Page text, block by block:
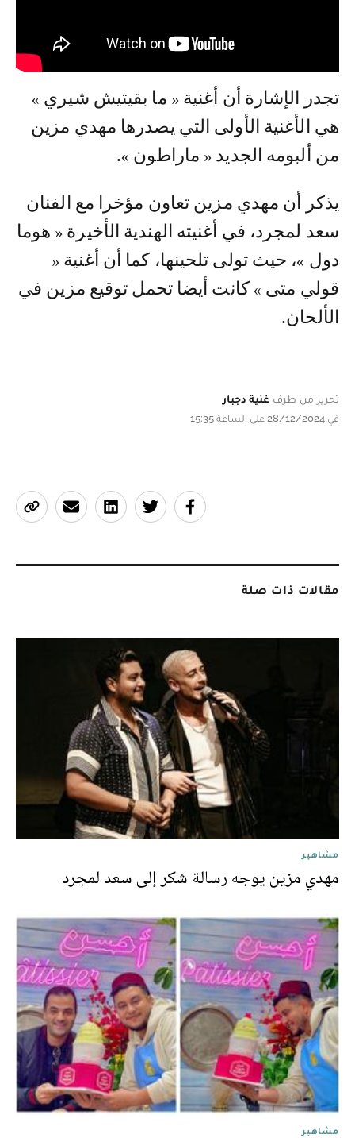
تجدر الإشارة أن أغنية « ما بقيتيش شيري »
هي الأغنية الأولى التي يصدرها مهدي مزين
من ألبومه الجديد « ماراطون ».
يذكر أن مهدي مزين تعاون مؤخرا مع الفنان
سعد لمجرد، في أغنيته الهندية الأخيرة « هوما
دول »، حيث تولى تلحينها، كما أن أغنية «
قولي متى » كانت أيضا تحمل توقيع مزين في
الألحان.
تحرير من طرف غنية دجبار
في 28/12/2024 على الساعة 15:35
مقالات ذات صلة
مشاهير
مهدي مزين يوجه رسالة شكر إلى سعد لمجرد
مشاهير